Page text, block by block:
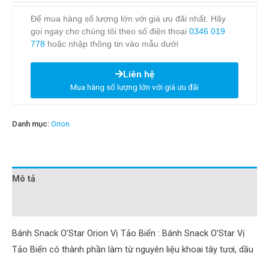
Để mua hàng số lượng lớn với giá ưu đãi nhất. Hãy
gọi ngay cho chúng tôi theo số điện thoại 0346 019
778 hoặc nhập thông tin vào mẫu dưới
Liên hệ
Mua hàng số lượng lớn với giá ưu đãi
Danh mục: Orion
Mô tả
Bánh Snack O’Star Orion Vị Tảo Biển : Bánh Snack O’Star Vị
Tảo Biển có thành phần làm từ nguyên liệu khoai tây tươi, dầu